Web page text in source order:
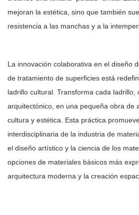
mejoran la estética, sino que también
resistencia a las manchas y a la
La innovación colaborativa en el diseño
de tratamiento de superficies está
ladrillo cultural. Transforma cada ladrillo,
arquitectónico, en una pequeña obra de
cultura y estética. Esta práctica
interdisciplinaria de la industria de
el diseño artístico y la ciencia de los
opciones de materiales básicos más
arquitectura moderna y la creación